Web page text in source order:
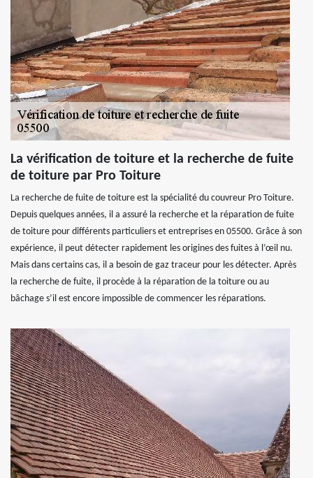
La vérification de toiture et la recherche de fuite
de toiture par Pro Toiture
La recherche de fuite de toiture est la spécialité du couvreur Pro Toiture.
Depuis quelques années, il a assuré la recherche et la réparation de fuite
de toiture pour différents particuliers et entreprises en 05500. Grâce à son
expérience, il peut détecter rapidement les origines des fuites à l’œil nu.
Mais dans certains cas, il a besoin de gaz traceur pour les détecter. Après
la recherche de fuite, il procède à la réparation de la toiture ou au
bâchage s’il est encore impossible de commencer les réparations.